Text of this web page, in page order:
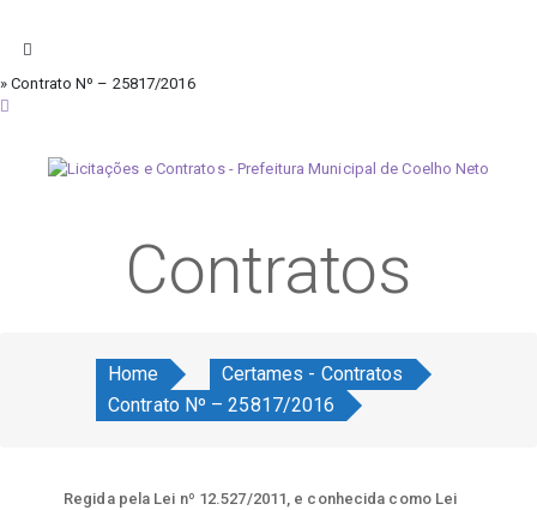
» Contrato Nº – 25817/2016
Contratos
Home
Certames - Contratos
Contrato Nº – 25817/2016
Regida pela Lei nº 12.527/2011, e conhecida como Lei